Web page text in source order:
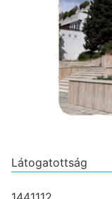
Látogatottság